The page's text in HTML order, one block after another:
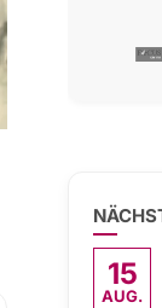
15
AUG.